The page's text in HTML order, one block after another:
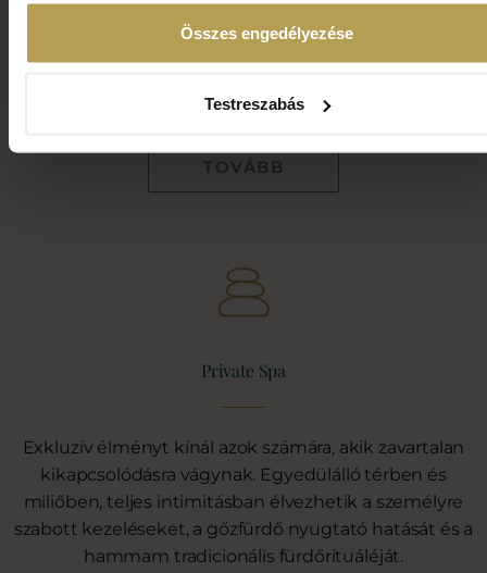
Összes engedélyezése
Testreszabás
fitneszterem és egyedi szabadtéri programok várják,
hogy új energiával töltse fel magát. Akár relaxálni, akár
formálódni szeretne, itt minden adott a teljes
megújuláshoz.
TOVÁBB
Private Spa
Exkluzív élményt kínál azok számára, akik zavartalan
kikapcsolódásra vágynak. Egyedülálló térben és
miliőben, teljes intimitásban élvezhetik a személyre
szabott kezeléseket, a gőzfürdő nyugtató hatását és a
hammam tradicionális fürdőrituáléját.